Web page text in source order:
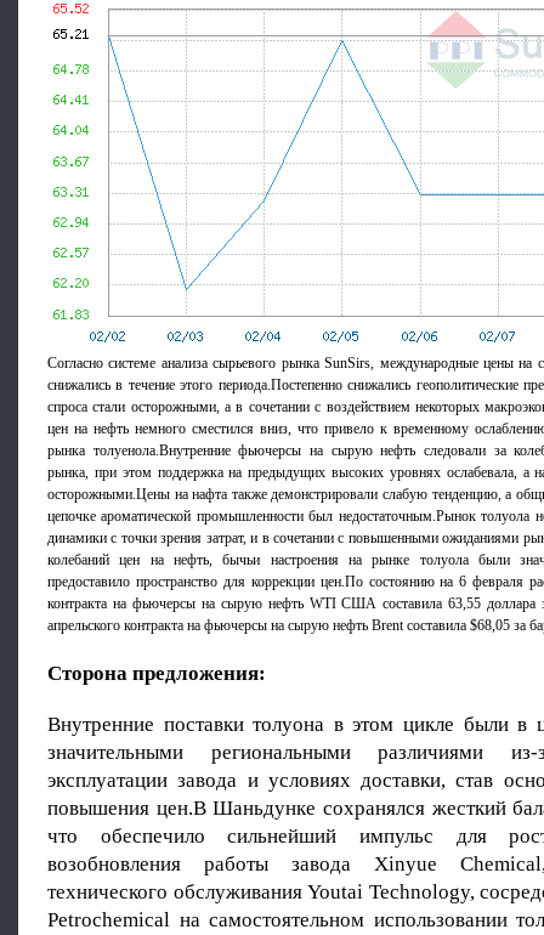
Согласно системе анализа сырьевого рынка SunSirs, международные цены на
снижались в течение этого периода.Постепенно снижались геополитические
спроса стали осторожными, а в сочетании с воздействием некоторых
цен на нефть немного сместился вниз, что привело к временному
рынка толуенола.Внутренние фьючерсы на сырую нефть следовали за
рынка, при этом поддержка на предыдущих высоких уровнях ослабевала, а
осторожными.Цены на нафта также демонстрировали слабую тенденцию, а
цепочке ароматической промышленности был недостаточным.Рынок толуола
динамики с точки зрения затрат, и в сочетании с повышенными ожиданиями
колебаний цен на нефть, бычьи настроения на рынке толуола были
предоставило пространство для коррекции цен.По состоянию на 6 февраля
контракта на фьючерсы на сырую нефть WTI США составила 63,55 доллара
апрельского контракта на фьючерсы на сырую нефть Brent составила $68,05 за
Сторона предложения:
Внутренние поставки толуона в этом цикле были в
значительными региональными различиями
эксплуатации завода и условиях доставки, став
повышения цен.В Шаньдунке сохранялся жесткий
что обеспечило сильнейший импульс для
возобновления работы завода Xinyue
технического обслуживания Youtai Technology,
Petrochemical на самостоятельном использовании